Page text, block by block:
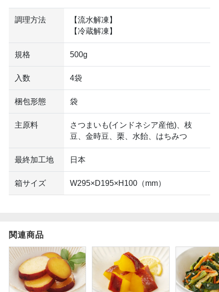
調理方法
【流水解凍】
【冷蔵解凍】
規格 500g
入数 4袋
梱包形態 袋
主原料
さつまいも(インドネシア産他)、枝
豆、金時豆、栗、水飴、はちみつ
最終加工地 日本
箱サイズ W295×D195×H100（mm）
関連商品